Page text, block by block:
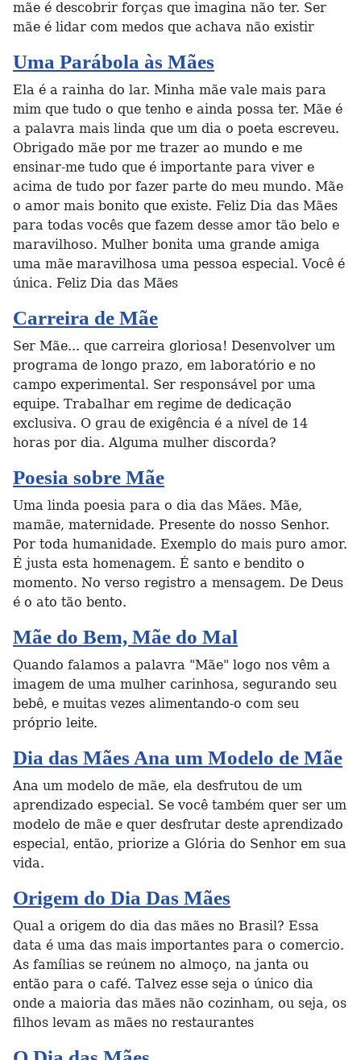
mãe é descobrir forças que imagina não ter. Ser
mãe é lidar com medos que achava não existir
Uma Parábola às Mães
Ela é a rainha do lar. Minha mãe vale mais para
mim que tudo o que tenho e ainda possa ter. Mãe é
a palavra mais linda que um dia o poeta escreveu.
Obrigado mãe por me trazer ao mundo e me
ensinar-me tudo que é importante para viver e
acima de tudo por fazer parte do meu mundo. Mãe
o amor mais bonito que existe. Feliz Dia das Mães
para todas vocês que fazem desse amor tão belo e
maravilhoso. Mulher bonita uma grande amiga
uma mãe maravilhosa uma pessoa especial. Você é
única. Feliz Dia das Mães
Carreira de Mãe
Ser Mãe... que carreira gloriosa! Desenvolver um
programa de longo prazo, em laboratório e no
campo experimental. Ser responsável por uma
equipe. Trabalhar em regime de dedicação
exclusiva. O grau de exigência é a nível de 14
horas por dia. Alguma mulher discorda?
Poesia sobre Mãe
Uma linda poesia para o dia das Mães. Mãe,
mamãe, maternidade. Presente do nosso Senhor.
Por toda humanidade. Exemplo do mais puro amor.
É justa esta homenagem. É santo e bendito o
momento. No verso registro a mensagem. De Deus
é o ato tão bento.
Mãe do Bem, Mãe do Mal
Quando falamos a palavra "Mãe" logo nos vêm a
imagem de uma mulher carinhosa, segurando seu
bebê, e muitas vezes alimentando-o com seu
próprio leite.
Dia das Mães Ana um Modelo de Mãe
Ana um modelo de mãe, ela desfrutou de um
aprendizado especial. Se você também quer ser um
modelo de mãe e quer desfrutar deste aprendizado
especial, então, priorize a Glória do Senhor em sua
vida.
Origem do Dia Das Mães
Qual a origem do dia das mães no Brasil? Essa
data é uma das mais importantes para o comercio.
As famílias se reúnem no almoço, na janta ou
então para o café. Talvez esse seja o único dia
onde a maioria das mães não cozinham, ou seja, os
filhos levam as mães no restaurantes